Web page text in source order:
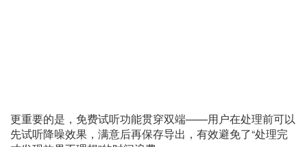
更重要的是，免费试听功能贯穿双端——用户在处理前可以
先试听降噪效果，满意后再保存导出，有效避免了“处理完